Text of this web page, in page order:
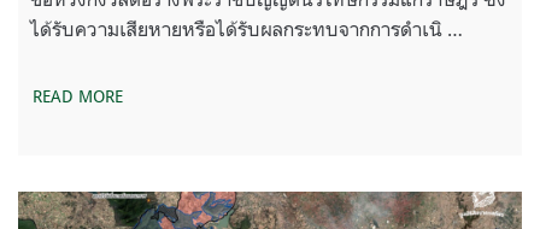
ได้รับความเสียหายหรือได้รับผลกระทบจากการดำเนิ …
READ MORE